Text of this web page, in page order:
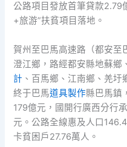
公路項目發放首筆貸款2.79
+旅游”扶貧項目落地。
賀州至巴馬高速路（都安至
澄江鄉，路經都安縣地蘇鄉
計 、百馬鄉、江南鄉、羌圩
終于巴馬道具製作縣巴馬鎮
179億元，國開行廣西分行
元。公路全線惠及人口
卡貧困戶27.76萬人。